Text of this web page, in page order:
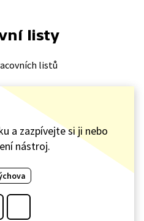
listy
listů
a zazpívejte si ji nebo
nástroj.